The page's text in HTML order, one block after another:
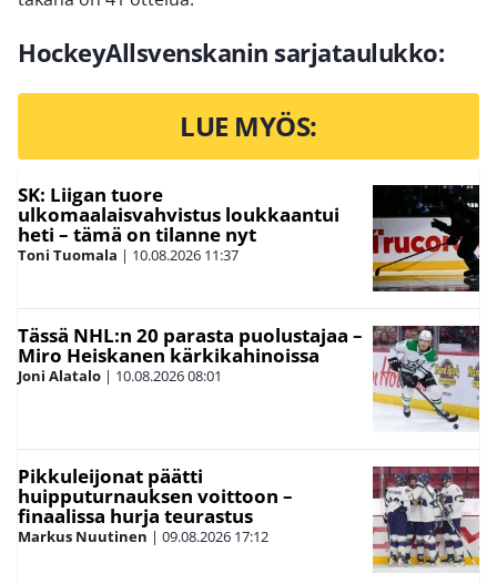
HockeyAllsvenskanin sarjataulukko:
LUE MYÖS:
SK: Liigan tuore
ulkomaalaisvahvistus loukkaantui
heti – tämä on tilanne nyt
Toni Tuomala | 10.08.2026 11:37
Tässä NHL:n 20 parasta puolustajaa –
Miro Heiskanen kärkikahinoissa
Joni Alatalo | 10.08.202608:01
Pikkuleijonat päätti
huipputurnauksen voittoon –
finaalissa hurja teurastus
Markus Nuutinen | 09.08.2026 17:12